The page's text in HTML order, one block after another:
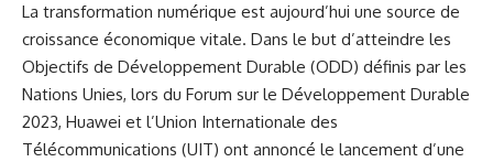
La transformation numérique est aujourd’hui une source de
croissance économique vitale. Dans le but d’atteindre les
Objectifs de Développement Durable (ODD) définis par les
Nations Unies, lors du Forum sur le Développement Durable
2023, Huawei et l’Union Internationale des
Télécommunications (UIT) ont annoncé le lancement d’une